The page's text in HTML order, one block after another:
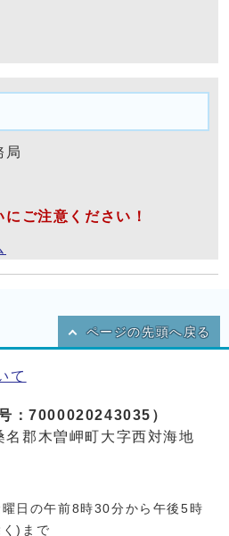
局
ご注意ください！
ページの先頭へ戻る
て
：7000020243035）
郡木曽岬町大字西対海地
曜日の午前8時30分から午後5時
)まで